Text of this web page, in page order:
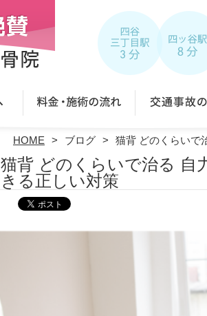
HOME ブログ 猫背 どのくらいで
猫背 どのくらいで治る 自
きる正しい対策